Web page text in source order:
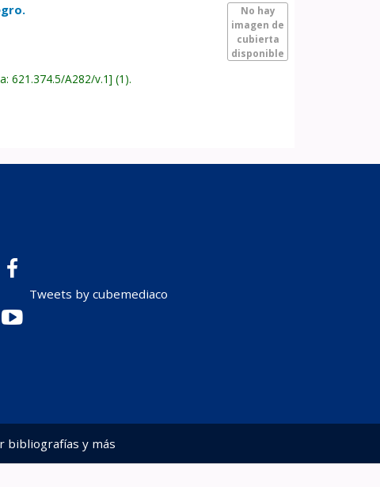
No hay
imagen de
cubierta
disponible
621.374.5/A282/v.1 (1).
Tweets by cubemediaco
bibliografías y más